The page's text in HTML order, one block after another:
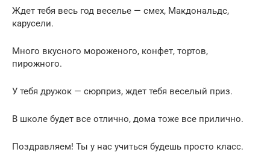
Ждет тебя весь год веселье — смех, Макдональдс,
карусели.
Много вкусного мороженого, конфет, тортов,
пирожного.
У тебя дружок — сюрприз, ждет тебя веселый приз.
В школе будет все отлично, дома тоже все прилично.
Поздравляем! Ты у нас учиться будешь просто класс.